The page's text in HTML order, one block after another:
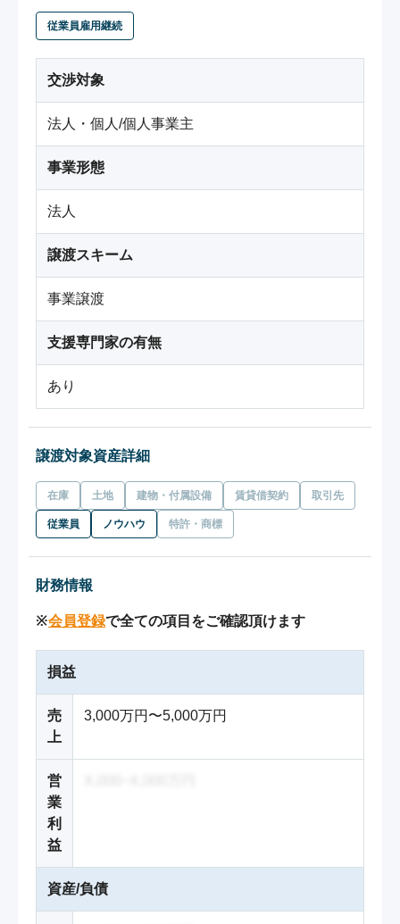
従業員雇用継続
交渉対象
法人・個人/個人事業主
事業形態
法人
譲渡スキーム
事業譲渡
支援専門家の有無
あり
譲渡対象資産詳細
在庫 土地 建物・付属設備 賃貸借契約 取引先
従業員 ノウハウ 特許・商標
財務情報
※会員登録で全ての項目をご確認頂けます
損益
売
上
3,000万円〜5,000万円
営
業
利
益
資産/負債